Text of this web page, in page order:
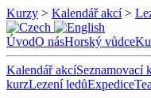
Kurzy > Kalendář akcí>
ÚvodO násHorský vůdce
Kalendář akcíSeznamovací
kurzLezení ledůExpedice